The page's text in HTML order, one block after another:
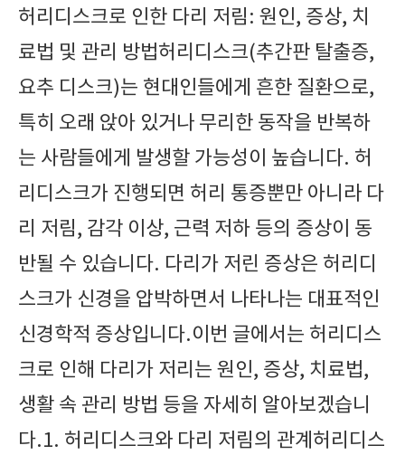
허리디스크로 인한 다리 저림: 원인, 증상, 치
료법 및 관리 방법허리디스크(추간판 탈출증,
요추 디스크)는 현대인들에게 흔한 질환으로,
특히 오래 앉아 있거나 무리한 동작을 반복하
는 사람들에게 발생할 가능성이 높습니다. 허
리디스크가 진행되면 허리 통증뿐만 아니라 다
리 저림, 감각 이상, 근력 저하 등의 증상이 동
반될 수 있습니다. 다리가 저린 증상은 허리디
스크가 신경을 압박하면서 나타나는 대표적인
신경학적 증상입니다.이번 글에서는 허리디스
크로 인해 다리가 저리는 원인, 증상, 치료법,
생활 속 관리 방법 등을 자세히 알아보겠습니
다.1. 허리디스크와 다리 저림의 관계허리디스